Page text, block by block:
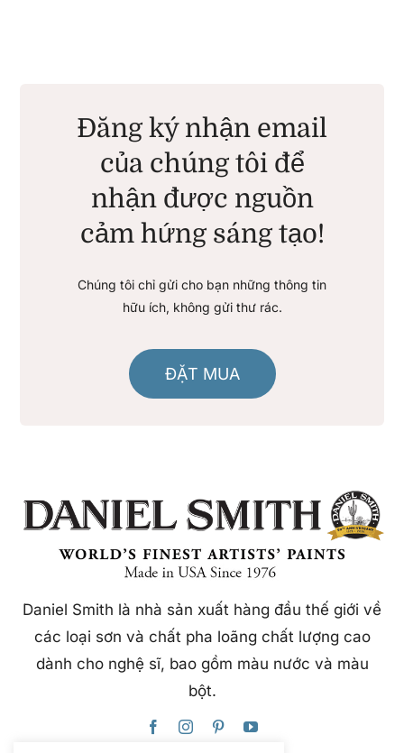
Đăng ký nhận email
của chúng tôi để
nhận được nguồn
cảm hứng sáng tạo!
Chúng tôi chỉ gửi cho bạn những thông tin
hữu ích, không gửi thư rác.
ĐẶT MUA
Daniel Smith là nhà sản xuất hàng đầu thế giới về
các loại sơn và chất pha loãng chất lượng cao
dành cho nghệ sĩ, bao gồm màu nước và màu
bột.